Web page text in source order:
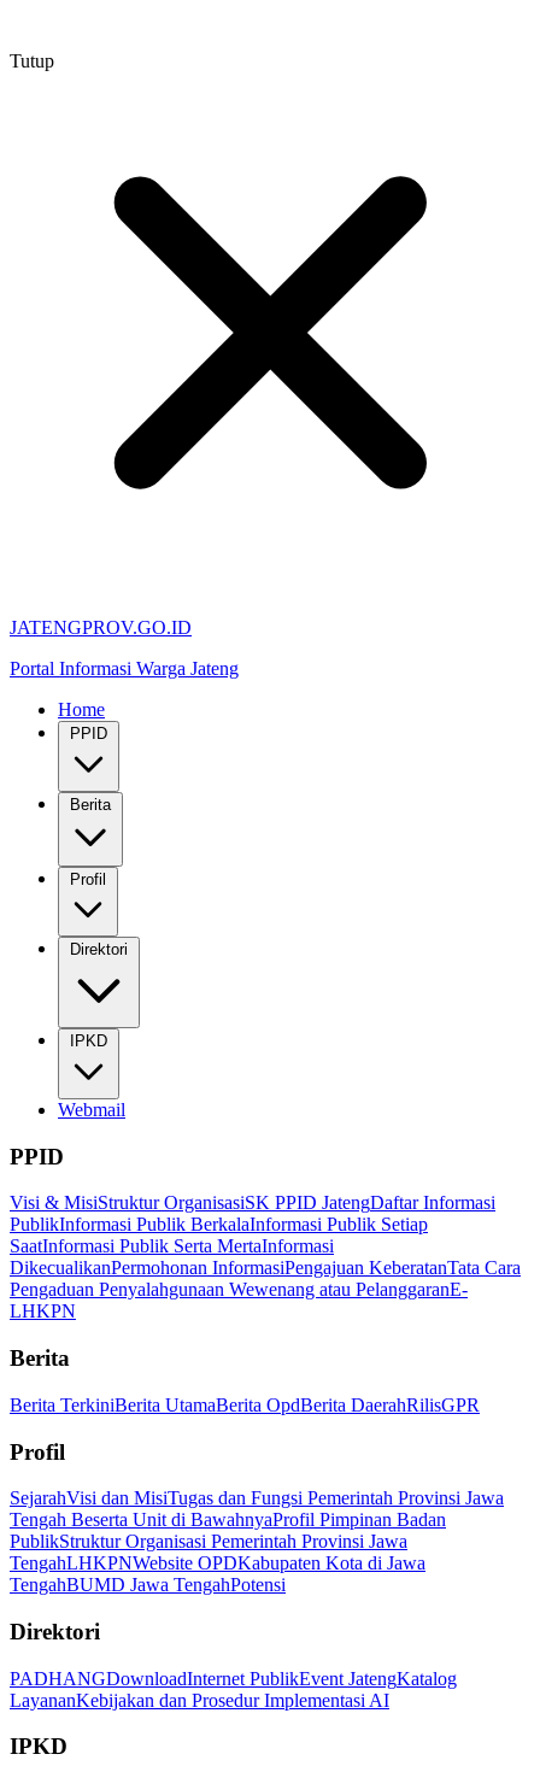
Tutup
JATENGPROV.GO.ID
Portal Informasi Warga Jateng
Home
PPID
Berita
Profil
Direktori
IPKD
Webmail
PPID
Visi & MisiStruktur OrganisasiSK PPID JatengDaftar Informasi
PublikInformasi Publik BerkalaInformasi Publik Setiap
SaatInformasi Publik Serta MertaInformasi
DikecualikanPermohonan InformasiPengajuan KeberatanTata Cara
Pengaduan Penyalahgunaan Wewenang atau PelanggaranE-
LHKPN
Berita
Berita TerkiniBerita UtamaBerita OpdBerita DaerahRilisGPR
Profil
SejarahVisi dan MisiTugas dan Fungsi Pemerintah Provinsi Jawa
Tengah Beserta Unit di BawahnyaProfil Pimpinan Badan
PublikStruktur Organisasi Pemerintah Provinsi Jawa
TengahLHKPNWebsite OPDKabupaten Kota di Jawa
TengahBUMD Jawa TengahPotensi
Direktori
PADHANGDownloadInternet PublikEvent JatengKatalog
LayananKebijakan dan Prosedur Implementasi AI
IPKD